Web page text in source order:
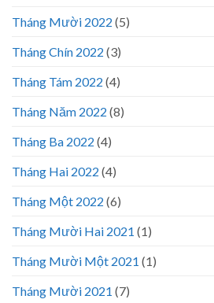
Tháng Mười 2022 (5)
Tháng Chín 2022 (3)
Tháng Tám 2022 (4)
Tháng Năm 2022 (8)
Tháng Ba 2022 (4)
Tháng Hai 2022 (4)
Tháng Một 2022 (6)
Tháng Mười Hai 2021 (1)
Tháng Mười Một 2021 (1)
Tháng Mười 2021 (7)